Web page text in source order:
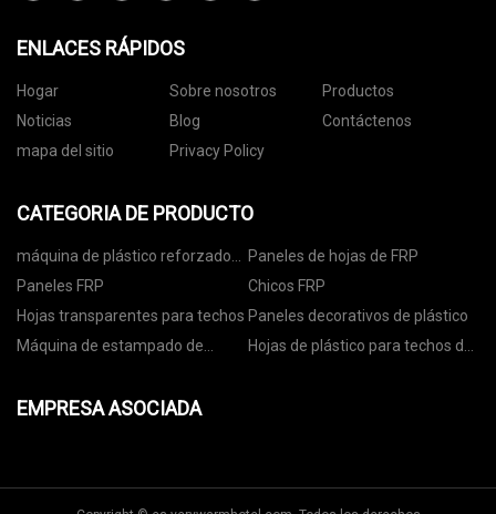
ENLACES RÁPIDOS
Hogar Sobre nosotros
Productos
Noticias
Blog
Contáctenos
mapa del sitio
Privacy Policy
CATEGORIA DE PRODUCTO
máquina de plástico reforzado
con fibra
Paneles de hojas de FRP
Paneles FRP
Chicos FRP
Hojas transparentes para techos Paneles decorativos de plástico
Máquina de estampado de
Hojas de plástico para techos de
EMPRESA ASOCIADA